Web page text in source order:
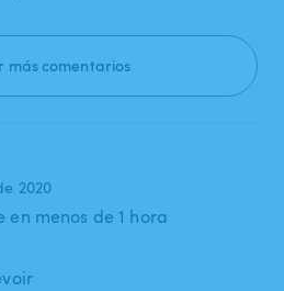
más comentarios
2020
en menos de 1 hora